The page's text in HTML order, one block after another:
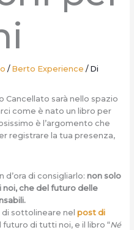
/ Berto Experience / Di
Cancellato sarà nello spazio
come è nato un libro per
è l’argomento che
registrare la tua presenza,
d’ora di consigliarlo: non solo
noi, che del futuro delle
sottolineare nel post di
futuro di tutti noi, e il libro “Né